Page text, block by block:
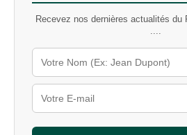
t
-
l
é
u
r
l
e
Recevez nos dernières actualités du
....